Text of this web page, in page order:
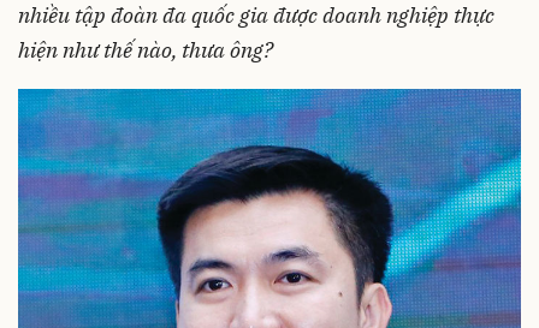
nhiều tập đoàn đa quốc gia được doanh nghiệp thực
hiện như thế nào, thưa ông?